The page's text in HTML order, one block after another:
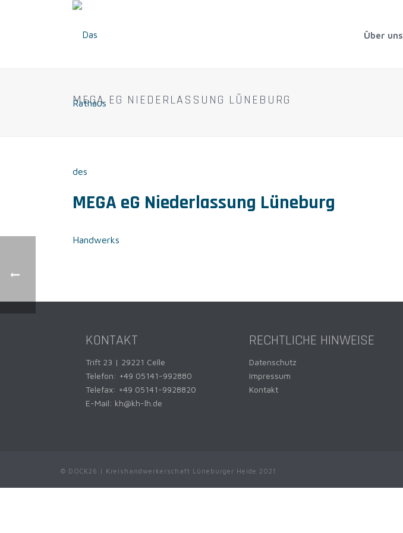
Über uns
MEGA EG NIEDERLASSUNG LÜNEBURG
MEGA eG Niederlassung Lüneburg
KONTAKT
Trift 23 | 29221 Celle
Telefon: +49 05141-992880
Telefax: +49 05141-9928820
E-Mail: kh@kh-lh.de
RECHTLICHE HINWEISE
Datenschutz
Impressum
Kontakt
© DOCK26 | Kreishandwerkerschaft Lüneburger Heide 2021